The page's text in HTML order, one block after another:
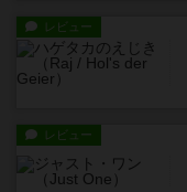
レビュー
レビュー